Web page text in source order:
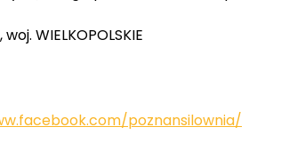
WIELKOPOLSKIE
poznansilownia/